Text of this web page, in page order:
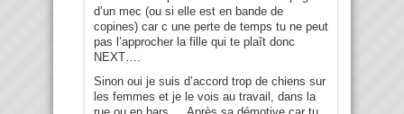
d’un mec (ou si elle est en bande de
copines) car c une perte de temps tu ne peut
pas l’approcher la fille qui te plaît donc
NEXT….
Sinon oui je suis d’accord trop de chiens sur
les femmes et je le vois au travail, dans la